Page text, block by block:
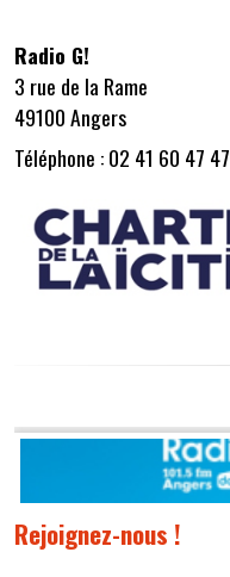
Radio G!
3 rue de la Rame
49100 Angers
Téléphone : 02 41 60 47 47
Rejoignez-nous !